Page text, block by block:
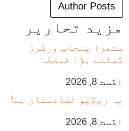
Author Posts
مزید تحاریر
ستھرا پنجاب ورکرز
کیلئے بڑا فیصلہ
اگست 8, 2026
یہ ریڈیو تضادستان ہے!
اگست 8, 2026